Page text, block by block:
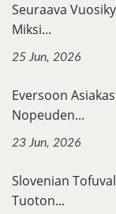
Seuraava
Miksi...
25 Jun, 2026
Eversoon
Nopeuden...
23 Jun, 2026
Slovenian
Tuoton...